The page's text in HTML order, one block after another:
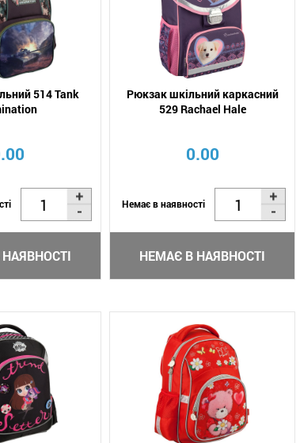
514 Tank
Рюкзак шкільний каркасний
529 Rachael Hale
0.00
Немає в наявності
НЕМАЄ В НАЯВНОСТІ